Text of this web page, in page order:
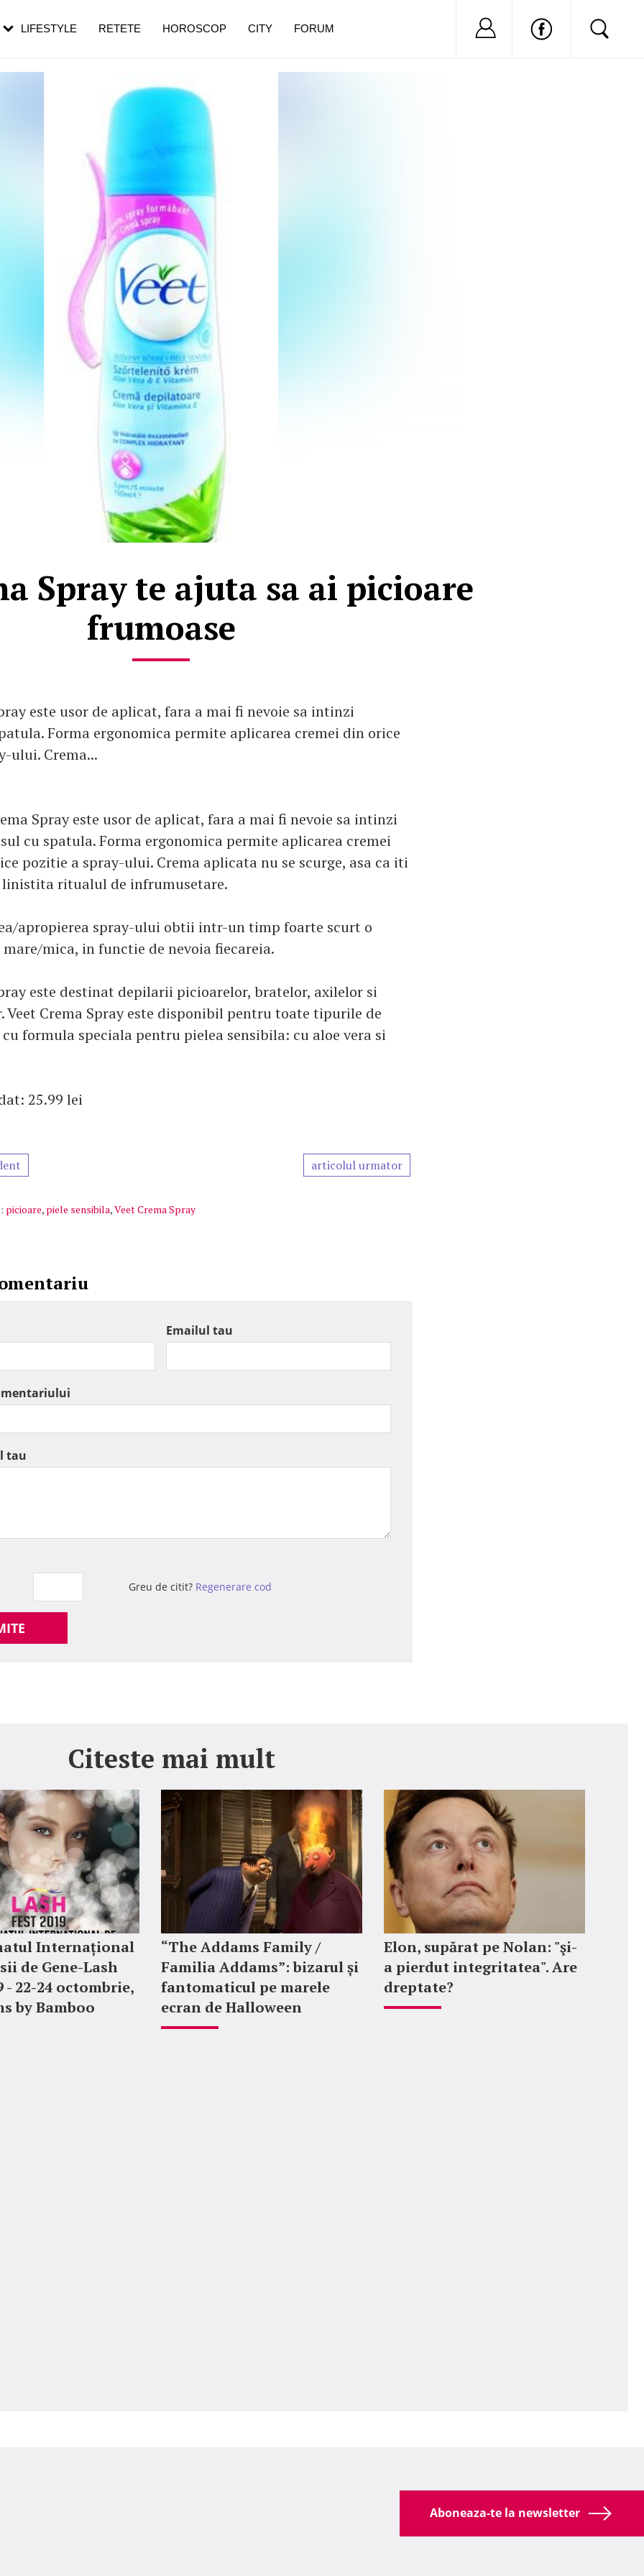
Spray te ajuta sa ai picioare
frumoase
este usor de aplicat, fara a mai fi nevoie sa intinzi
Forma ergonomica permite aplicarea cremei din orice
ului. Crema...
Spray este usor de aplicat, fara a mai fi nevoie sa intinzi
cu spatula. Forma ergonomica permite aplicarea cremei
pozitie a spray-ului. Crema aplicata nu se scurge, asa ca iti
ritualul de infrumusetare.
apropierea spray-ului obtii intr-un timp foarte scurt o
mica, in functie de nevoia fiecareia.
este destinat depilarii picioarelor, bratelor, axilelor si
Crema Spray este disponibil pentru toate tipurile de
formula speciala pentru pielea sensibila: cu aloe vera si
25.99 lei
articolul urmator
picioare, piele sensibila,Veet Crema Spray
Emailul tau
tau
Greu de citit? Regenerare cod
Citeste mai mult
Internațional
de Gene-Lash
- 22-24 octombrie,
by Bamboo
“The Addams Family /
Familia Addams”: bizarul și
fantomaticul pe marele
ecran de Halloween
Elon, supărat pe Nolan: "şi-
a pierdut integritatea". Are
dreptate?
LIFESTYLE RETETE HOROSCOP CITY FORUM Nu ai cont?
în vârstă
de dureroasă este investigația
Aboneaza-te la newsletter